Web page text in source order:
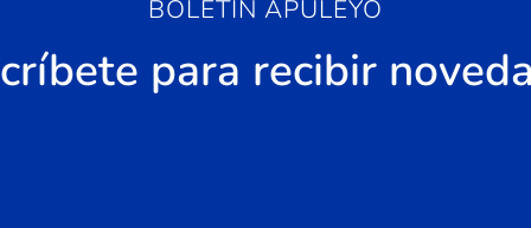
BOLETÍN APULEYO
para recibir